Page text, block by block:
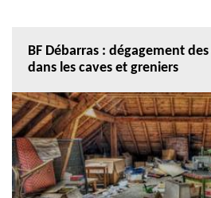
BF Débarras : dégagement
dans les caves et greniers